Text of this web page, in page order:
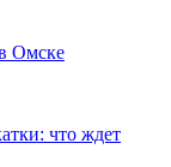
Омске
что ждет